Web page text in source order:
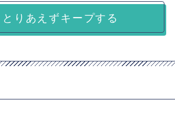
とりあえずキープする